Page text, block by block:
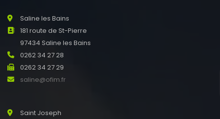
Saline les Bains
181 route de St-Pierre
97434 Saline les Bains
0262 34 27 28
0262 34 27 29
saline@ofim.fr
Saint Joseph